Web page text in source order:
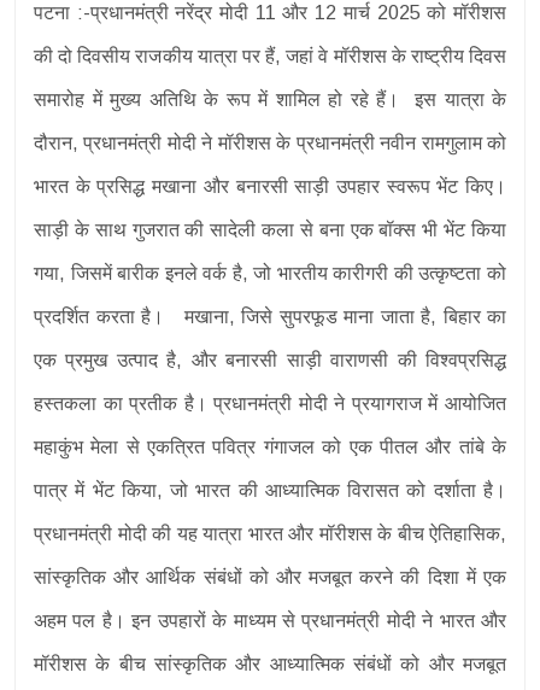
पटना :-प्रधानमंत्री नरेंद्र मोदी 11 और 12 मार्च 2025 को मॉरीशस
की दो दिवसीय राजकीय यात्रा पर हैं, जहां वे मॉरीशस के राष्ट्रीय दिवस
समारोह में मुख्य अतिथि के रूप में शामिल हो रहे हैं। इस यात्रा के
दौरान, प्रधानमंत्री मोदी ने मॉरीशस के प्रधानमंत्री नवीन रामगुलाम को
भारत के प्रसिद्ध मखाना और बनारसी साड़ी उपहार स्वरूप भेंट किए।
साड़ी के साथ गुजरात की सादेली कला से बना एक बॉक्स भी भेंट किया
गया, जिसमें बारीक इनले वर्क है, जो भारतीय कारीगरी की उत्कृष्टता को
प्रदर्शित करता है। मखाना, जिसे सुपरफूड माना जाता है, बिहार का
एक प्रमुख उत्पाद है, और बनारसी साड़ी वाराणसी की विश्वप्रसिद्ध
हस्तकला का प्रतीक है। प्रधानमंत्री मोदी ने प्रयागराज में आयोजित
महाकुंभ मेला से एकत्रित पवित्र गंगाजल को एक पीतल और तांबे के
पात्र में भेंट किया, जो भारत की आध्यात्मिक विरासत को दर्शाता है।
प्रधानमंत्री मोदी की यह यात्रा भारत और मॉरीशस के बीच ऐतिहासिक,
सांस्कृतिक और आर्थिक संबंधों को और मजबूत करने की दिशा में एक
अहम पल है। इन उपहारों के माध्यम से प्रधानमंत्री मोदी ने भारत और
मॉरीशस के बीच सांस्कृतिक और आध्यात्मिक संबंधों को और मजबूत